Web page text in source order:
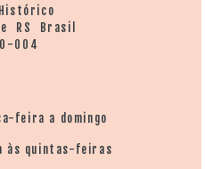
RS Brasil
004
feira a domingo
às quintas-feiras